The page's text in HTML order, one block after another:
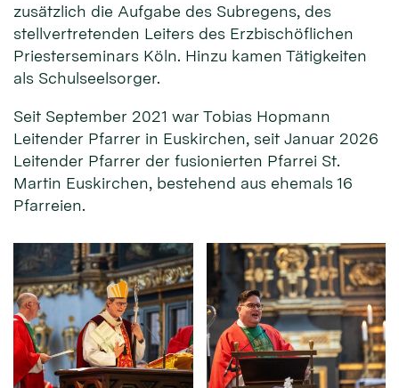
zusätzlich die Aufgabe des Subregens, des
stellvertretenden Leiters des Erzbischöflichen
Priesterseminars Köln. Hinzu kamen Tätigkeiten
als Schulseelsorger.
Seit September 2021 war Tobias Hopmann
Leitender Pfarrer in Euskirchen, seit Januar 2026
Leitender Pfarrer der fusionierten Pfarrei St.
Martin Euskirchen, bestehend aus ehemals 16
Pfarreien.